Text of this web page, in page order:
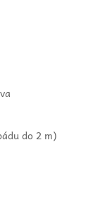
do 2 m)